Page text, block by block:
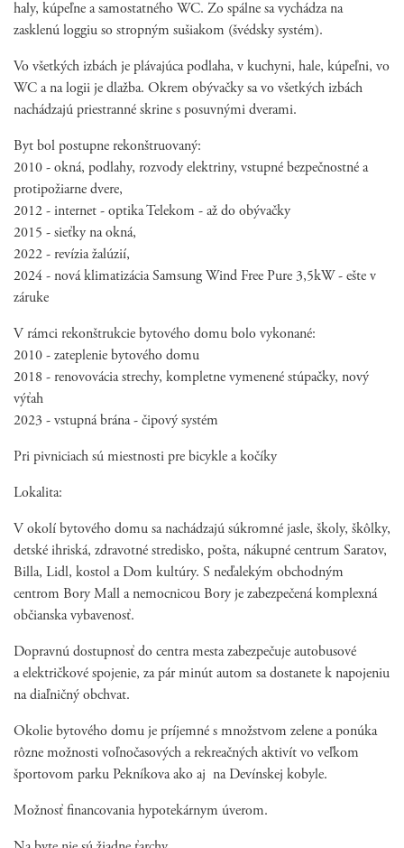
haly, kúpeľne a samostatného WC. Zo spálne sa vychádza na
zasklenú loggiu so stropným sušiakom (švédsky systém).
Vo všetkých izbách je plávajúca podlaha, v kuchyni, hale, kúpeľni, vo
WC a na logii je dlažba. Okrem obývačky sa vo všetkých izbách
nachádzajú priestranné skrine s posuvnými dverami.
Byt bol postupne rekonštruovaný:
2010 - okná, podlahy, rozvody elektriny, vstupné bezpečnostné a
protipožiarne dvere,
2012 - internet - optika Telekom - až do obývačky
2015 - sieťky na okná,
2022 - revízia žalúzií,
2024 - nová klimatizácia Samsung Wind Free Pure 3,5kW - ešte v
záruke
V rámci rekonštrukcie bytového domu bolo vykonané:
2010 - zateplenie bytového domu
2018 - renovovácia strechy, kompletne vymenené stúpačky, nový
výťah
2023 - vstupná brána - čipový systém
Pri pivniciach sú miestnosti pre bicykle a kočíky
Lokalita:
V okolí bytového domu sa nachádzajú súkromné jasle, školy, škôlky,
detské ihriská, zdravotné stredisko, pošta, nákupné centrum Saratov,
Billa, Lidl, kostol a Dom kultúry. S neďalekým obchodným
centrom Bory Mall a nemocnicou Bory je zabezpečená komplexná
občianska vybavenosť.
Dopravnú dostupnosť do centra mesta zabezpečuje autobusové
a električkové spojenie, za pár minút autom sa dostanete k napojeniu
na diaľničný obchvat.
Okolie bytového domu je príjemné s množstvom zelene a ponúka
rôzne možnosti voľnočasových a rekreačných aktivít vo veľkom
športovom parku Pekníkova ako aj na Devínskej kobyle.
Možnosť financovania hypotekárnym úverom.